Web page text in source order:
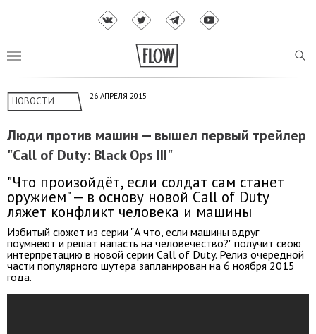
НОВОСТИ 26 АПРЕЛЯ 2015
Люди против машин — вышел первый трейлер
"Call of Duty: Black Ops III"
"Что произойдёт, если солдат сам станет
оружием" — в основу новой Call of Duty
ляжет конфликт человека и машины
Избитый сюжет из серии "А что, если машины вдруг
поумнеют и решат напасть на человечество?" получит свою
интерпретацию в новой серии Call of Duty. Релиз очередной
части популярного шутера запланирован на 6 ноября 2015
года.